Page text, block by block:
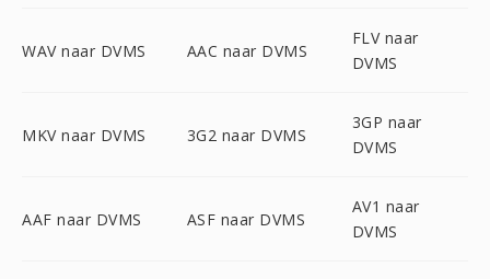
WAV naar DVMS AAC naar DVMS
FLV naar
DVMS
MKV naar DVMS 3G2 naar DVMS
3GP naar
DVMS
AAF naar DVMS ASF naar DVMS
AV1 naar
DVMS